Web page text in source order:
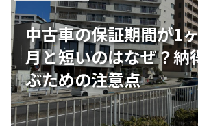
中古車の保証期間が1
月と短いのはなぜ？納
ぶための注意点